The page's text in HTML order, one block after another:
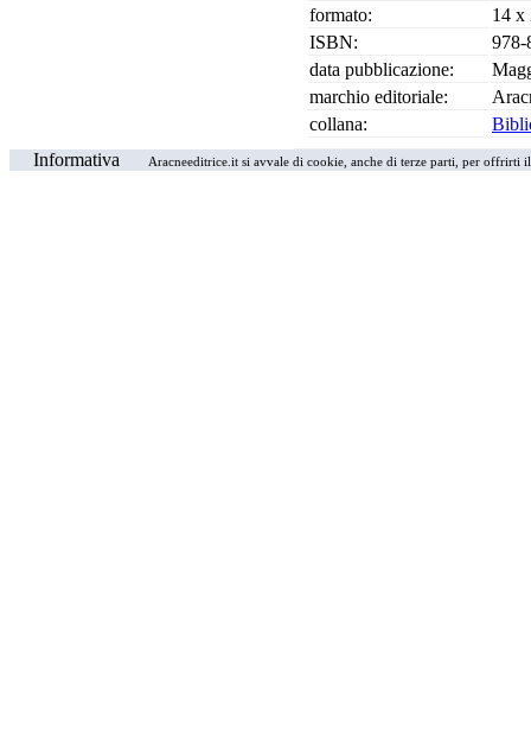
formato:
14 x
ISBN:
978-
data pubblicazione:
marchio editoriale:
collana:
Informativa
Aracneeditrice.it si avvale di cookie, anche di terze parti, per